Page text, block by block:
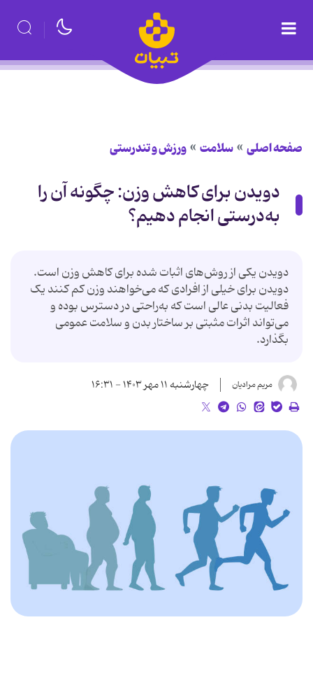
صفحه اصلی سلامت ورزش و تندرستی
دویدن برای کاهش وزن: چگونه آن را
به‌درستی انجام دهیم؟
دویدن یکی از روش‌های اثبات شده برای کاهش وزن است.
دویدن برای خیلی از افرادی که می‌خواهند وزن کم کنند یک
فعالیت بدنی عالی است که به‌راحتی در دسترس بوده و
می‌تواند اثرات مثبتی بر ساختار بدن و سلامت عمومی
بگذارد.
مریم مرادیان چهارشنبه ۱۱ مهر ۱۴۰۳ - ۱۶:۳۱